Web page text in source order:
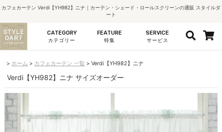
カフェカーテン Verdi【YH982】ニナ｜カーテン・シェード・ロールスクリーンの通販 スタイルダ
ート
CATEGORY
カテゴリー
FEATURE
特集
SERVICE
サービス
ホーム カフェカーテン 一覧 Verdi【YH982】ニナ
Verdi【YH982】ニナ サイズオーダー